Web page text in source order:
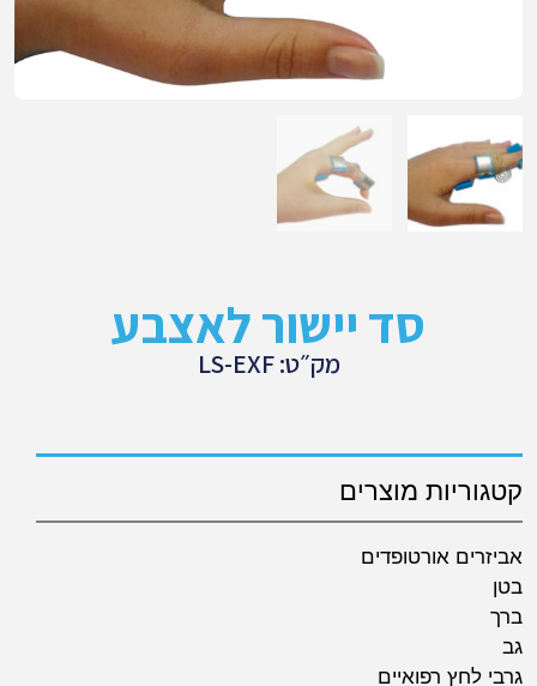
קטגוריות מוצרים
אביזרים אורטופדים
בטן
ברך
גב
גרבי לחץ רפואיים
סד יישור לאצבע
מק״ט: LS-EXF